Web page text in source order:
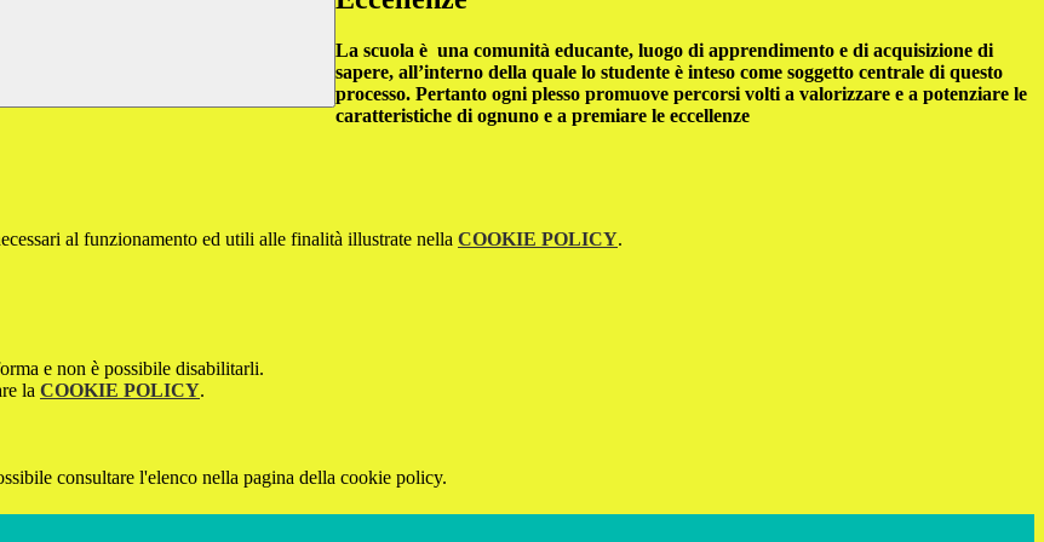
La scuola è una comunità educante, luogo di apprendimento e di acquisizione di
sapere, all’interno della quale lo studente è inteso come soggetto centrale di questo
processo. Pertanto ogni plesso promuove percorsi volti a valorizzare e a potenziare le
caratteristiche di ognuno e a premiare le eccellenze
al funzionamento ed utili alle finalità illustrate nella COOKIE POLICY.
e non è possibile disabilitarli.
la COOKIE POLICY.
consultare l'elenco nella pagina della cookie policy.